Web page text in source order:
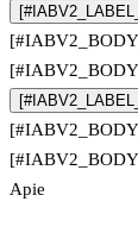
Apie